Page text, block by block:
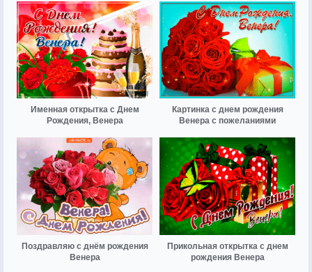
Именная открытка с Днем
Рождения, Венера
Картинка с днем рождения
Венера с пожеланиями
Поздравляю с днём рождения
Венера
Прикольная открытка с днем
рождения Венера